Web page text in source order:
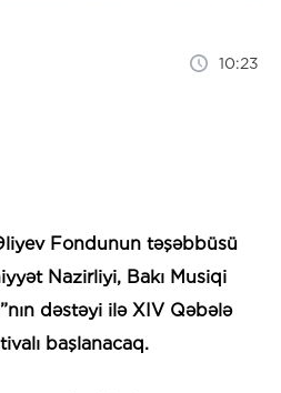
10:23
Fondunun təşəbbüsü
Nazirliyi, Bakı Musiqi
dəstəyi ilə XIV Qəbələ
başlanacaq.